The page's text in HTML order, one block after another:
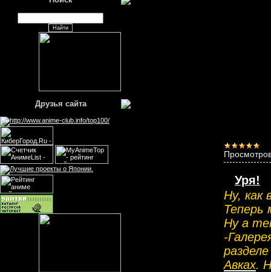
Друзья сайта
Уря!
Ну, как
Теперь
Ну а
-
Авках.